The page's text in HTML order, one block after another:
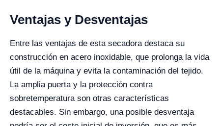
Ventajas y Desventajas
Entre las ventajas de esta secadora destaca su
construcción en acero inoxidable, que prolonga la vida
útil de la máquina y evita la contaminación del tejido.
La amplia puerta y la protección contra
sobretemperatura son otras características
destacables. Sin embargo, una posible desventaja